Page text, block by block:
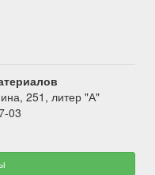
251, литер "А"
03